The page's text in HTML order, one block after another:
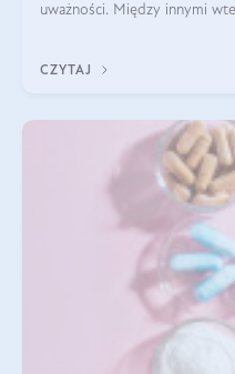
uważności. Między innymi
CZYTAJ